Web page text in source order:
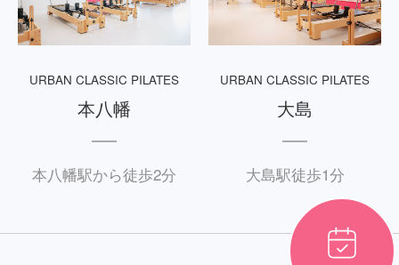
URBAN CLASSIC PILATES
本八幡
本八幡駅から徒歩2分
URBAN CLASSIC PILATES
大島
大島駅徒歩1分